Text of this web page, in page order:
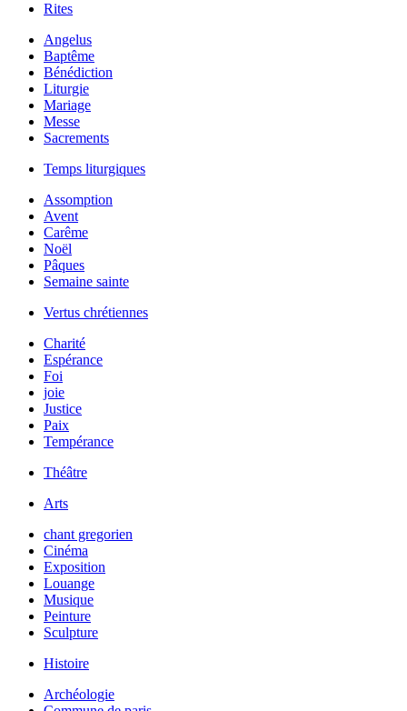
Rites
Angelus
Baptême
Bénédiction
Liturgie
Mariage
Messe
Sacrements
Temps liturgiques
Assomption
Avent
Carême
Noël
Pâques
Semaine sainte
Vertus chrétiennes
Charité
Espérance
Foi
joie
Justice
Paix
Tempérance
Théâtre
Arts
chant gregorien
Cinéma
Exposition
Louange
Musique
Peinture
Sculpture
Histoire
Archéologie